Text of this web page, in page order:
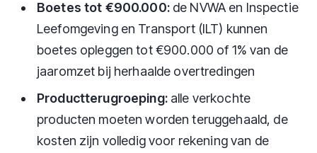
Boetes tot €900.000:de NVWA en Inspectie
Leefomgeving en Transport (ILT) kunnen
boetes opleggen tot €900.000 of 1% van de
jaaromzet bij herhaalde overtredingen
Productterugroeping:alle verkochte
producten moeten worden teruggehaald, de
kosten zijn volledig voor rekening van de